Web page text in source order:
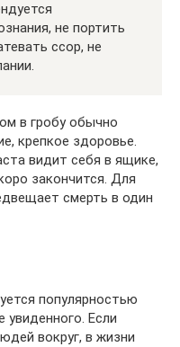
не портить
ссор, не
в гробу обычно
крепкое здоровье.
видит себя в ящике,
закончится. Для
смерть в один
популярностью
Если
вокруг, в жизни